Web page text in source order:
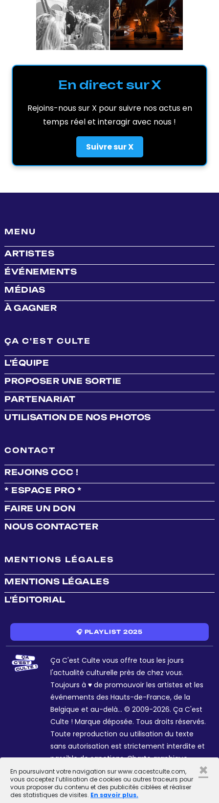
En poursuivant votre navigation sur www.cacestculte.com,
vous acceptez l’utilisation de cookies ou autres traceurs pour
vous proposer du contenu et des publicités ciblées et réaliser
des statistiques de visites. En savoir plus.
×
En direct sur X
Rejoins-nous sur X pour suivre nos actus en
temps réel et interagir avec nous !
Suivre sur X
MENU
ARTISTES
ÉVÉNEMENTS
MÉDIAS
À GAGNER
ÇA C'EST CULTE
L'ÉQUIPE
PROPOSER UNE SORTIE
PARTENARIAT
UTILISATION DE NOS PHOTOS
CONTACT
REJOINS CCC !
* ESPACE PRO *
FAIRE UN DON
NOUS CONTACTER
MENTIONS LÉGALES
MENTIONS LÉGALES
L'ÉDITORIAL
🎧 PLAYLIST 2025
Ça C'est Culte vous offre tous les jours
l'actualité culturelle près de chez vous.
Toujours à ♥ de promouvoir les artistes et les
événements des Hauts-de-France, de la
Belgique et au-delà... © 2009-2026. Ça C'est
Culte ! Marque déposée. Tous droits réservés.
Toute reproduction ou utilisation du texte
sans autorisation est strictement interdite et
passible de sanctions. Charte graphique
Sophie R. et Céline Galant.